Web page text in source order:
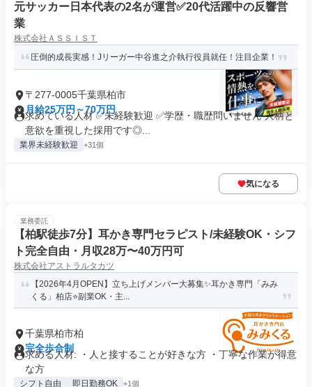
元サッカー日本代表の2名が運営✅️20代活躍中の反響営
業
株式会社ＡＳＳＩＳＴ
圧倒的成長実感！Jリーガー中谷進之介執行役員就任！注目企業！
〒277-0005千葉県柏市
月給25万円～70万円
求めている人材 ✅未経験歓迎 ✅学歴・職歴問いません 人柄と
意欲を重視した採用です◎...
業界未経験歓迎 +31個
気になる
業務委託
【柏駅徒歩7分】耳かき専門セラピスト/未経験OK・シフ
ト完全自由・月収28万〜40万円可
株式会社アストラルタカツ
【2026年4月OPEN】立ち上げメンバー大募集✨耳かき専門「みみ
くる」柏店⭐副業OK・主...
千葉県柏市柏
完全歩合制
求める人材: ・人と接することが好きな方 ・丁寧な作業が得意
な方
シフト自由 即日勤務OK +1個